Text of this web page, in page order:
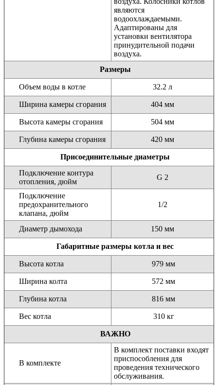
являются
водоохлаждаемыми.
Адаптированы для
установки вентилятора
принудительной подачи
воздуха.
Размеры
Объем воды в котле 32.2 л
Ширина камеры сгорания 404 мм
Высота камеры сгорания 504 мм
Глубина камеры сгорания 420 мм
Присоединительные диаметры
Подключение контура
отопления, дюйм
G 2
Подключение
предохранительного
клапана, дюйм
1/2
Диаметр дымохода 150 мм
Габаритные размеры котла и вес
Высота котла 979 мм
Ширина колта 572 мм
Глубина котла 816 мм
Вес котла 310 кг
ВАЖНО
В комплекте
В комплект поставки входят
приспособления для
проведения технического
обслуживания.